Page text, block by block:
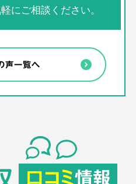
にご相談ください。
声一覧へ
口コミ情報